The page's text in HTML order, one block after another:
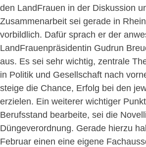
den LandFrauen in der Diskussion
Zusammenarbeit sei gerade in
vorbildlich. Dafür sprach er der
LandFrauenpräsidentin Gudrun
aus. Es sei sehr wichtig, zentrale
in Politik und Gesellschaft nach
steige die Chance, Erfolg bei den
erzielen. Ein weiterer wichtiger
Berufsstand bearbeite, sei die
Düngeverordnung. Gerade hierzu
Februar einen eine eigene